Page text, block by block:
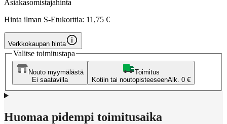
Asiakasomistajahinta
Hinta ilman S-Etukorttia: 11,75 €
Verkkokaupan hinta
Valitse toimitustapa
Nouto myymälästä
Ei saatavilla
Toimitus
Kotiin tai noutopisteeseenAlk. 0 €
Huomaa pidempi toimitusaika